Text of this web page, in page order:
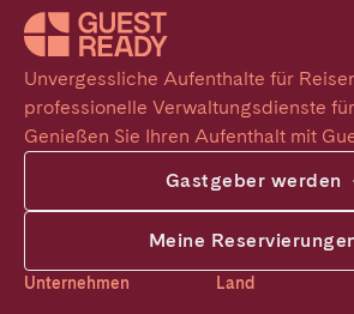
Unvergessliche Aufenthalte für
professionelle Verwaltungsdienste
Genießen Sie Ihren Aufenthalt mit
Gastgeber werden
Meine
Unternehmen Land